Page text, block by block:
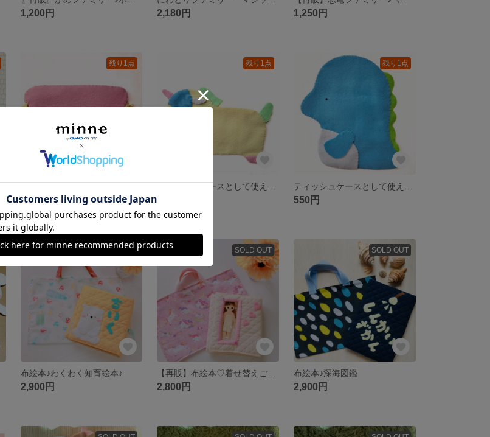
1,200円 2,180円 1,250円
残り1点
550円
残り1点 残り1点
550円
SOLD OUT
布絵本♪わくわく知育絵本♪
2,900円
SOLD OUT
2,800円
SOLD OUT
布絵本♪深海図鑑
2,900円